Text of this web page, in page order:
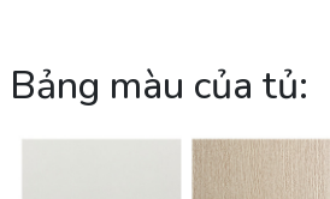
Bảng màu của tủ: